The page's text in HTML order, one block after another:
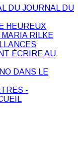
DU JOURNAL DU
HEUREUX
RILKE
ÉCRIRE AU
DANS LE
-